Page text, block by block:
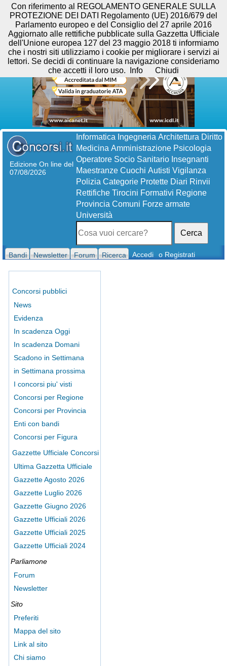
Edizione On line del
07/08/2026
Informatica Ingegneria Architettura Diritto
Medicina Amministrazione Psicologia
Operatore Socio Sanitario Insegnanti
Maestranze Cuochi Autisti Vigilanza
Polizia Categorie Protette Diari Rinvii
Rettifiche Tirocini Formativi Regione
Provincia Comuni Forze armate
Università
Cerca
Bandi Newsletter Forum Ricerca Accedi o Registrati
Concorsi pubblici
News
Evidenza
In scadenza Oggi
In scadenza Domani
Scadono in Settimana
in Settimana prossima
I concorsi piu' visti
Concorsi per Regione
Concorsi per Provincia
Enti con bandi
Concorsi per Figura
Gazzette Ufficiale Concorsi
Ultima Gazzetta Ufficiale
Gazzette Agosto 2026
Gazzette Luglio 2026
Gazzette Giugno 2026
Gazzette Ufficiali 2026
Gazzette Ufficiali 2025
Gazzette Ufficiali 2024
Parliamone
Forum
Newsletter
Sito
Preferiti
Mappa del sito
Link al sito
Chi siamo
Con riferimento al REGOLAMENTO GENERALE SULLA
PROTEZIONE DEI DATI Regolamento (UE) 2016/679 del
Parlamento europeo e del Consiglio del 27 aprile 2016
Aggiornato alle rettifiche pubblicate sulla Gazzetta Ufficiale
dell'Unione europea 127 del 23 maggio 2018 ti informiamo
che i nostri siti utilizziamo i cookie per migliorare i servizi ai
lettori. Se decidi di continuare la navigazione consideriamo
che accetti il loro uso.
Info Chiudi